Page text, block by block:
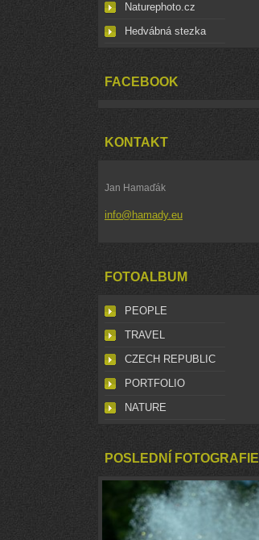
Naturephoto.cz
Hedvábná stezka
FACEBOOK
KONTAKT
Jan Hamaďák
info@hamady.eu
FOTOALBUM
PEOPLE
TRAVEL
CZECH REPUBLIC
PORTFOLIO
NATURE
POSLEDNÍ FOTOGRAFIE